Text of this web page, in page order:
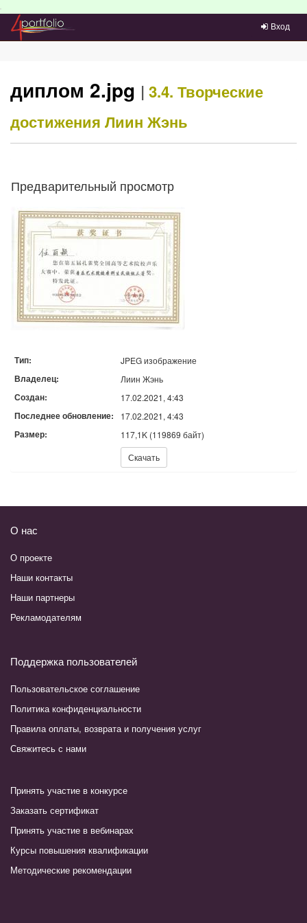
Преейти на главное меню
Вход
диплом 2.jpg | 3.4. Творческие
достижения Лиин Жэнь
Предварительный просмотр
Тип: JPEG изображение
Владелец: Лиин Жэнь
Создан: 17.02.2021, 4:43
Последнее обновление: 17.02.2021, 4:43
Размер: 117,1K (119869 байт)
Скачать
О нас
О проекте
Наши контакты
Наши партнеры
Рекламодателям
Поддержка пользователей
Пользовательское соглашение
Политика конфиденциальности
Правила оплаты, возврата и получения услуг
Свяжитесь с нами
Принять участие в конкурсе
Заказать сертификат
Принять участие в вебинарах
Курсы повышения квалификации
Методические рекомендации